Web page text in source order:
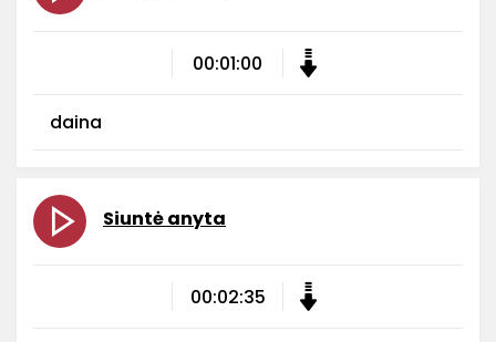
00:01:00
daina
Siuntė anyta
00:02:35